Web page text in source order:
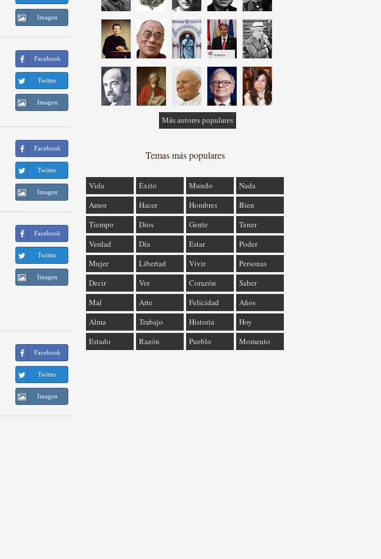
Imagen
Facebook
Twitter
Imagen
Facebook
Twitter
Imagen
Facebook
Twitter
Imagen
Facebook
Twitter
Imagen
Más autores populares
Temas más populares
Vida Éxito Mundo
Nada
Amor
Hacer Hombres
Bien
Tiempo
Dios Gente
Tener
Verdad
Día Estar
Poder
Mujer
Libertad Vivir
Personas
Decir
Ver Corazón
Saber
Mal
Arte Felicidad
Años
Alma
Trabajo Historia
Hoy
Estado
Razón Pueblo Momento